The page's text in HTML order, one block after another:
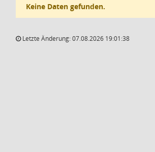
Keine Daten gefunden.
Letzte Änderung: 07.08.2026 19:01:38